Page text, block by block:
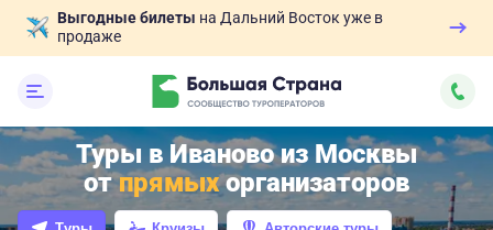
Выгодные билеты на Дальний Восток уже в
продаже
Туры в Иваново из Москвы
отпрямыхорганизаторов